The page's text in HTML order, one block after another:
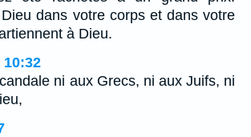
dans votre corps et dans votre
à Dieu.
ni aux Grecs, ni aux Juifs, ni